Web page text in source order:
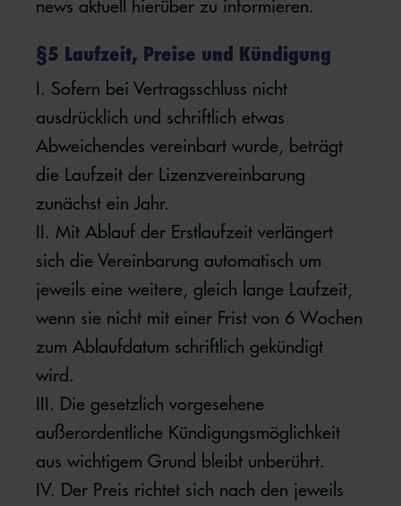
news aktuell hierüber zu informieren.
§5 Laufzeit, Preise und Kündigung
I. Sofern bei Vertragsschluss nicht
ausdrücklich und schriftlich etwas
Abweichendes vereinbart wurde, beträgt
die Laufzeit der Lizenzvereinbarung
zunächst ein Jahr.
II. Mit Ablauf der Erstlaufzeit verlängert
sich die Vereinbarung automatisch um
jeweils eine weitere, gleich lange Laufzeit,
wenn sie nicht mit einer Frist von 6 Wochen
zum Ablaufdatum schriftlich gekündigt
wird.
III. Die gesetzlich vorgesehene
außerordentliche Kündigungsmöglichkeit
aus wichtigem Grund bleibt unberührt.
IV. Der Preis richtet sich nach den jeweils